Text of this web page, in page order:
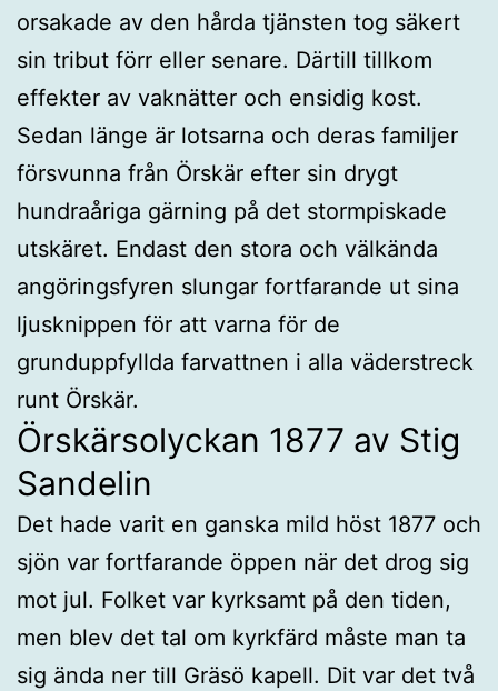
orsakade av den hårda tjänsten tog säkert
sin tribut förr eller senare. Därtill tillkom
effekter av vaknätter och ensidig kost.
Sedan länge är lotsarna och deras familjer
försvunna från Örskär efter sin drygt
hundraåriga gärning på det stormpiskade
utskäret. Endast den stora och välkända
angöringsfyren slungar fortfarande ut sina
ljusknippen för att varna för de
grunduppfyllda farvattnen i alla väderstreck
runt Örskär.
Örskärsolyckan 1877 av Stig
Sandelin
Det hade varit en ganska mild höst 1877 och
sjön var fortfarande öppen när det drog sig
mot jul. Folket var kyrksamt på den tiden,
men blev det tal om kyrkfärd måste man ta
sig ända ner till Gräsö kapell. Dit var det två